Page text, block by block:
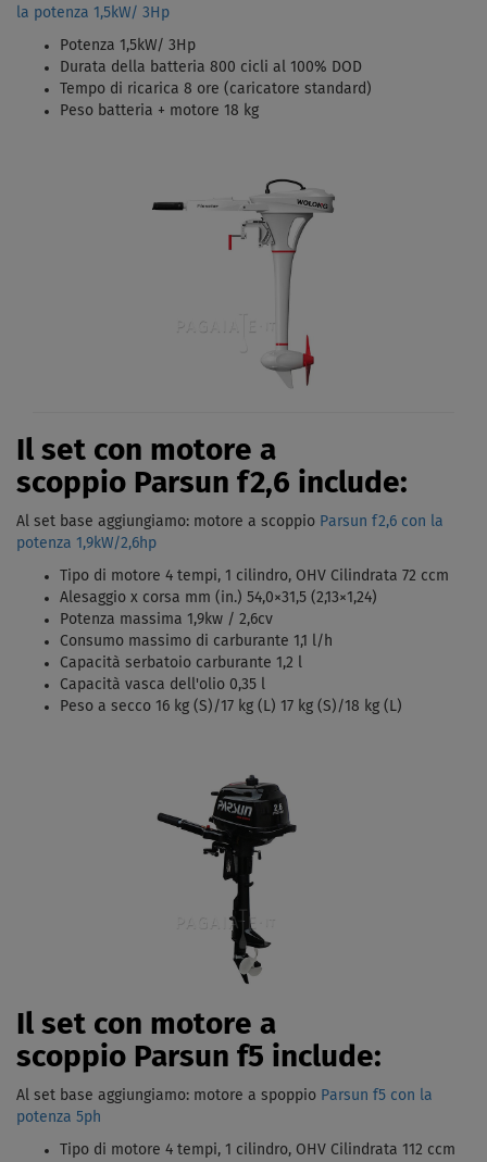
la potenza 1,5kW/ 3Hp
Potenza 1,5kW/ 3Hp
Durata della batteria 800 cicli al 100% DOD
Tempo di ricarica 8 ore (caricatore standard)
Peso batteria + motore 18 kg
Il set con motore a
scoppio Parsun f2,6 include:
Al set base aggiungiamo: motore a scoppio Parsun f2,6 con la
potenza 1,9kW/2,6hp
Tipo di motore 4 tempi, 1 cilindro, OHV Cilindrata 72 ccm
Alesaggio x corsa mm (in.) 54,0×31,5 (2,13×1,24)
Potenza massima 1,9kw / 2,6cv
Consumo massimo di carburante 1,1 l/h
Capacità serbatoio carburante 1,2 l
Capacità vasca dell'olio 0,35 l
Peso a secco 16 kg (S)/17 kg (L) 17 kg (S)/18 kg (L)
Il set con motore a
scoppio Parsun f5 include:
Al set base aggiungiamo: motore a spoppio Parsun f5 con la
potenza 5ph
Tipo di motore 4 tempi, 1 cilindro, OHV Cilindrata 112 ccm